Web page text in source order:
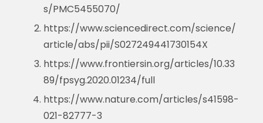
s/PMC5455070/
https://www.sciencedirect.com/science/
article/abs/pii/S027249441730154X
https://www.frontiersin.org/articles/10.33
89/fpsyg.2020.01234/full
https://www.nature.com/articles/s41598-
021-82777-3